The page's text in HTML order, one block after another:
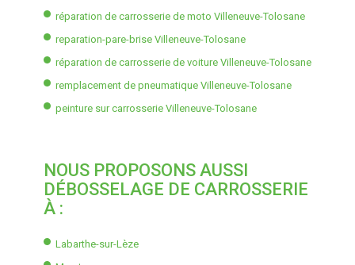
réparation de carrosserie de moto Villeneuve-Tolosane
reparation-pare-brise Villeneuve-Tolosane
réparation de carrosserie de voiture Villeneuve-Tolosane
remplacement de pneumatique Villeneuve-Tolosane
peinture sur carrosserie Villeneuve-Tolosane
NOUS PROPOSONS AUSSI
DÉBOSSELAGE DE CARROSSERIE
À :
Labarthe-sur-Lèze